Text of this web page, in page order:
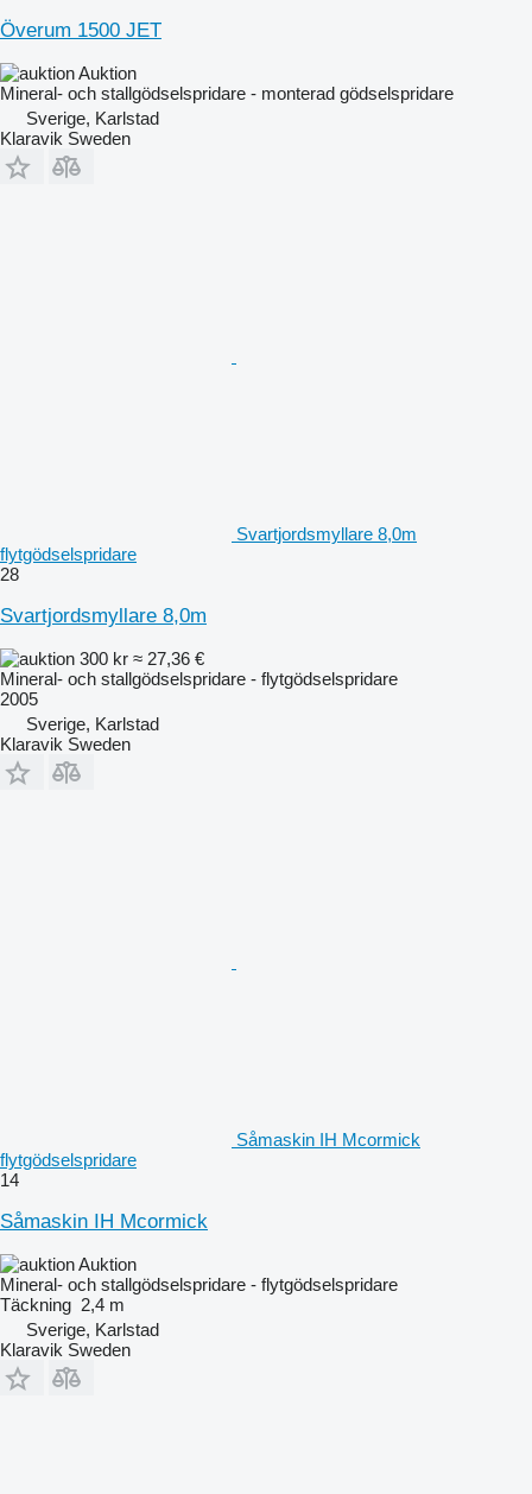
Överum 1500 JET
Auktion
Mineral- och stallgödselspridare - monterad gödselspridare
Sverige, Karlstad
Klaravik Sweden
Svartjordsmyllare 8,0m
flytgödselspridare
28
Svartjordsmyllare 8,0m
300 kr ≈ 27,36 €
Mineral- och stallgödselspridare - flytgödselspridare
2005
Sverige, Karlstad
Klaravik Sweden
Såmaskin IH Mcormick
flytgödselspridare
14
Såmaskin IH Mcormick
Auktion
Mineral- och stallgödselspridare - flytgödselspridare
Täckning 2,4 m
Sverige, Karlstad
Klaravik Sweden